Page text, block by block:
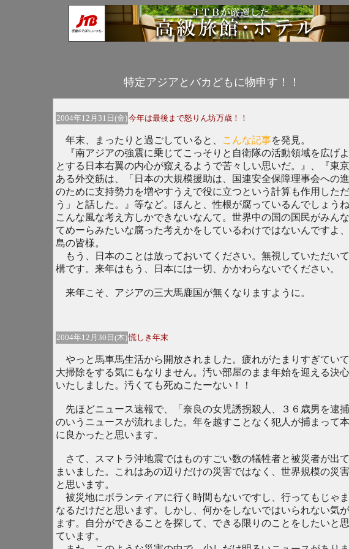
特定アジアとバカどもに物申す！！
2004年12月31日(金)今年は最後まで怒りん坊万歳！！
年末、まったりと過ごしていると、 こんな記事を発見。
『南アジアの強震に乗じてこっそりと自衛隊の活動領域を広げよ
とする日本右翼の内心が窺えるようで苦々しい思いだ。』、『東
ある外交筋は、「日本の大規模援助は、国連安全保障理事会への
のために支持勢力を増やすうえで役に立つという計算も作用した
う」と話した。』等など。ほんと、性根が腐っているんでしょうね
こんな風な考え方しかできないなんて。世界中の国の国民がみんな
てめーらみたいな腐った考えかをしているわけではないんですよ
島の皆様。
もう、日本のことは放っておいてください。無視していただい
構です。来年はもう、日本には一切、かかわらないでください。
来年こそ、アジアの三大馬鹿国が無くなりますように。
2004年12月30日(木)慌しき年末
やっと馬車馬生活から開放されました。疲れがたまりすぎていて
大掃除をする気にもなりません。汚い部屋のまま年始を迎える決
いたしました。汚くても死ぬこたーない！！
先ほどニュース速報で、「奈良の女児誘拐殺人、３６歳男を逮捕
のいうニュースが流れました。年を越すことなく犯人が捕まって
に良かったと思います。
さて、スマトラ沖地震ではものすごい数の犠牲者と被災者が出
まいました。これはあの辺りだけの災害ではなく、世界規模の災
と思います。
被災地にボランティアに行く時間もないですし、行ってもじゃ
なるだけだと思います。しかし、何かをしないではいられない気
ます。自分ができることを探して、できる限りのことをしたいと
ています。